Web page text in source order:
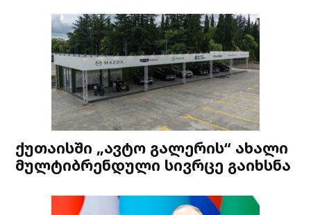
ქუთაისში „ავტო გალერის“ ახალი
მულტიბრენდული სივრცე გაიხსნა